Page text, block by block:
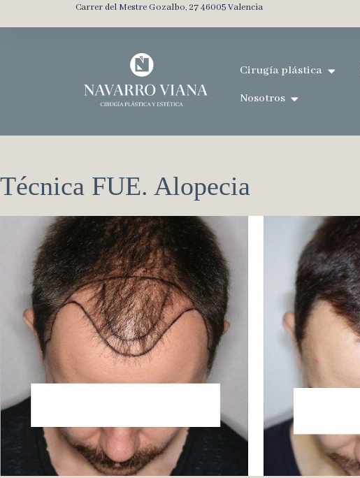
Carrer del Mestre Gozalbo, 27 46005 Valencia
Cirugía plástica
Nosotros
Técnica FUE. Alopecia